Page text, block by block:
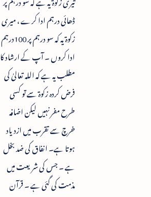
ڈھائی درہم ادا کرے ، میری
زکوۃ یہ کہ سو درہم پر 100درہم
ادا کروں ۔ آپ کے ارشاد کا
مطلب یہ ہے کہ اللہ تعالیٰ کی
فرض کردہ زکوۃ سے تو کسی
طرح مفر نہیں لیکن اضافہ
خرچ سے تقرب میں ازدیاد
ہوتا ہے۔ انفاق کی ضد بخل
ہے ۔ جس کی شریعت میں
مذمت کی گئی ہے ۔ قرآن